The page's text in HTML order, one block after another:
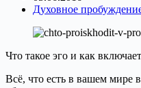
Духовное
Что такое эго и как
Всё, что есть в вашем мире